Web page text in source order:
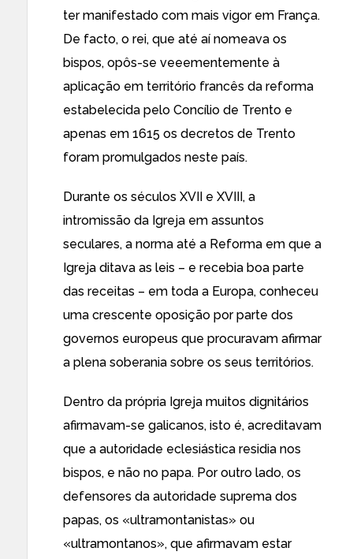
ter manifestado com mais vigor em França.
De facto, o rei, que até aí nomeava os
bispos, opôs-se veeementemente à
aplicação em território francês da reforma
estabelecida pelo Concílio de Trento e
apenas em 1615 os decretos de Trento
foram promulgados neste país.
Durante os séculos XVII e XVIII, a
intromissão da Igreja em assuntos
seculares, a norma até a Reforma em que a
Igreja ditava as leis – e recebia boa parte
das receitas – em toda a Europa, conheceu
uma crescente oposição por parte dos
governos europeus que procuravam afirmar
a plena soberania sobre os seus territórios.
Dentro da própria Igreja muitos dignitários
afirmavam-se galicanos, isto é, acreditavam
que a autoridade eclesiástica residia nos
bispos, e não no papa. Por outro lado, os
defensores da autoridade suprema dos
papas, os «ultramontanistas» ou
«ultramontanos», que afirmavam estar